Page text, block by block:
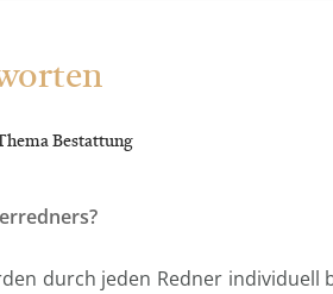
Bestattung
durch jeden Redner